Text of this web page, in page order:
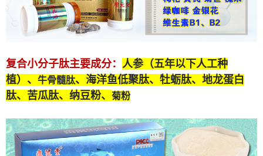
复合小分子肽主要成分： 人参（五年以下人工种
植）、 牛骨髓肽、海洋鱼低聚肽、牡蛎肽、 地龙蛋白
肽、苦瓜肽、纳豆粉、 菊粉